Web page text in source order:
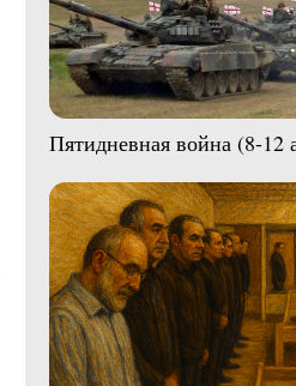
Пятидневная война (8-12